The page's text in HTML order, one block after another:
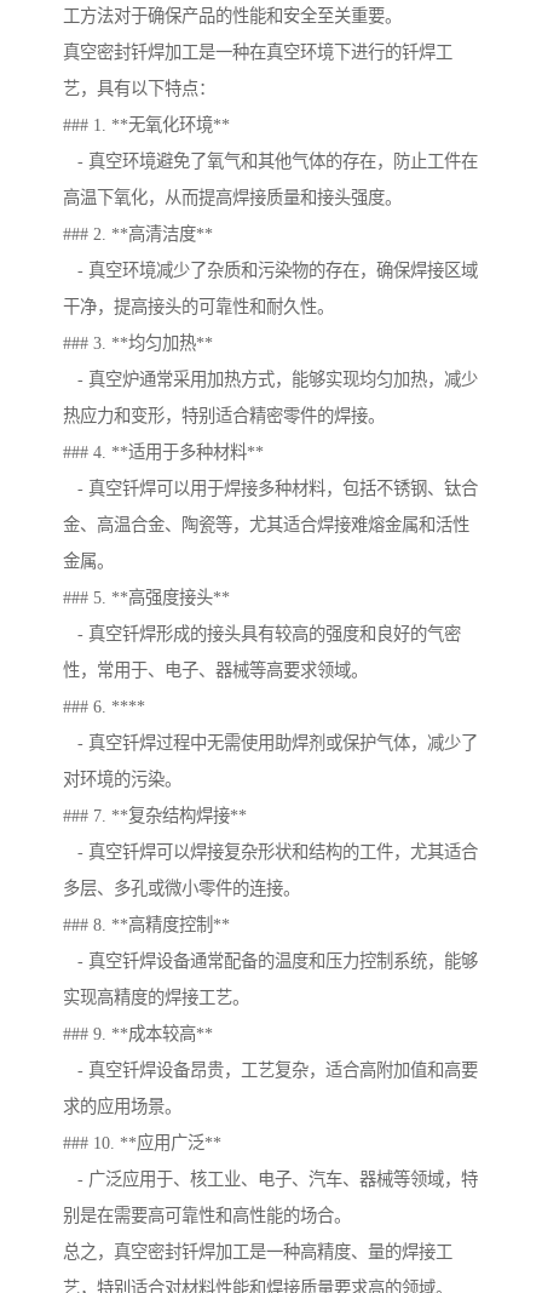
工方法对于确保产品的性能和安全至关重要。
真空密封钎焊加工是一种在真空环境下进行的钎焊工
艺，具有以下特点：
### 1. **无氧化环境**
- 真空环境避免了氧气和其他气体的存在，防止工件在
高温下氧化，从而提高焊接质量和接头强度。
### 2. **高清洁度**
- 真空环境减少了杂质和污染物的存在，确保焊接区域
干净，提高接头的可靠性和耐久性。
### 3. **均匀加热**
- 真空炉通常采用加热方式，能够实现均匀加热，减少
热应力和变形，特别适合精密零件的焊接。
### 4. **适用于多种材料**
- 真空钎焊可以用于焊接多种材料，包括不锈钢、钛合
金、高温合金、陶瓷等，尤其适合焊接难熔金属和活性
金属。
### 5. **高强度接头**
- 真空钎焊形成的接头具有较高的强度和良好的气密
性，常用于、电子、器械等高要求领域。
### 6. ****
- 真空钎焊过程中无需使用助焊剂或保护气体，减少了
对环境的污染。
### 7. **复杂结构焊接**
- 真空钎焊可以焊接复杂形状和结构的工件，尤其适合
多层、多孔或微小零件的连接。
### 8. **高精度控制**
- 真空钎焊设备通常配备的温度和压力控制系统，能够
实现高精度的焊接工艺。
### 9. **成本较高**
- 真空钎焊设备昂贵，工艺复杂，适合高附加值和高要
求的应用场景。
### 10. **应用广泛**
- 广泛应用于、核工业、电子、汽车、器械等领域，特
别是在需要高可靠性和高性能的场合。
总之，真空密封钎焊加工是一种高精度、量的焊接工
艺，特别适合对材料性能和焊接质量要求高的领域。